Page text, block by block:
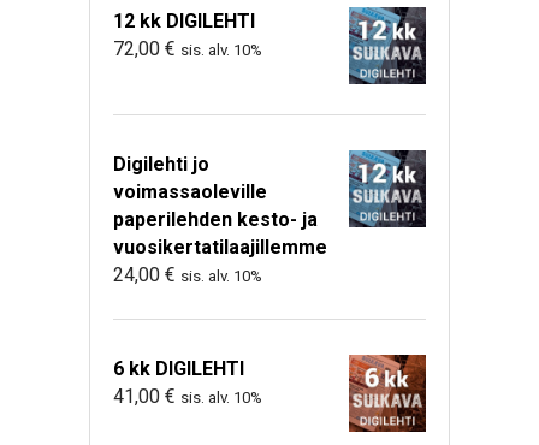
12 kk DIGILEHTI
72,00 € sis. alv. 10%
Digilehti jo
voimassaoleville
paperilehden kesto- ja
vuosikertatilaajillemme
24,00 € sis. alv. 10%
6 kk DIGILEHTI
41,00 € sis. alv. 10%